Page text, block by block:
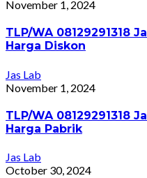
November 1, 2024
TLP/WA 08129291318
Harga Diskon
Jas Lab
November 1, 2024
TLP/WA 08129291318
Harga Pabrik
Jas Lab
October 30, 2024